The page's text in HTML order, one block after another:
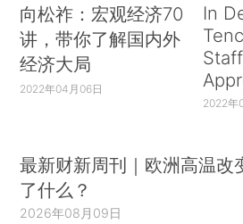
向松祚：宏观经济70
讲，带你了解国内外
经济大局
2022年04月06日
In
2022年
最新财新周刊｜欧洲高温改
了什么？
2026年08月09日